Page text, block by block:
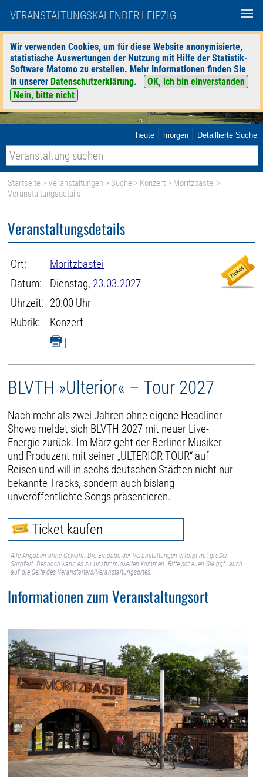
VERANSTALTUNGSKALENDER LEIPZIG
Wir verwenden Cookies, um für diese Website anonymisierte,
statistische Auswertungen der Nutzung mit Hilfe der Statistik-
Software Matomo zu erstellen. Mehr Informationen finden Sie
in unserer Datenschutzerklärung.
OK, ich bin einverstanden
Nein, bitte nicht
heute | morgen | Detaillierte Suche
Startseite >Veranstaltungen > Suche > Konzert > Moritzbastei >
Veranstaltungsdetails
Veranstaltungsdetails
Ort:
Moritzbastei
Datum:
Dienstag, 23.03.2027
Uhrzeit: 20:00 Uhr
Rubrik:
Konzert
|
BLVTH »Ulterior« – Tour 2027
Nach mehr als zwei Jahren ohne eigene Headliner-
Shows meldet sich BLVTH 2027 mit neuer Live-
Energie zurück. Im März geht der Berliner Musiker
und Produzent mit seiner „ULTERIOR TOUR“ auf
Reisen und will in sechs deutschen Städten nicht nur
bekannte Tracks, sondern auch bislang
unveröffentlichte Songs präsentieren.
Ticket kaufen
Alle Angaben ohne Gewähr. Die Eingabe der Veranstaltungen erfolgt mit großer
Sorgfalt. Dennoch kann es zu Unstimmigkeiten kommen. Bitte schauen Sie ggf. auch
auf die Seite des Veranstalters/Veranstaltungsortes.
Informationen zum Veranstaltungsort